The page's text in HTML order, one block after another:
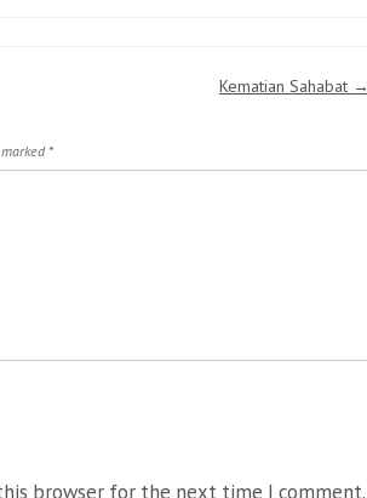
Kematian Sahabat →
*
browser for the next time I comment.